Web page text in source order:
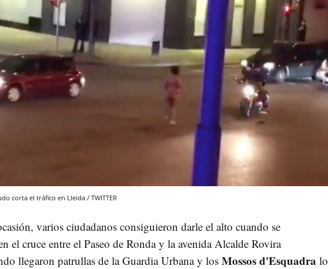
corta el tráfico en Lleida / TWITTER
varios ciudadanos consiguieron darle el alto cuando se
el cruce entre el Paseo de Ronda y la avenida Alcalde Rovira
llegaron patrullas de la Guardia Urbana y los Mossos d'Esquadra lo